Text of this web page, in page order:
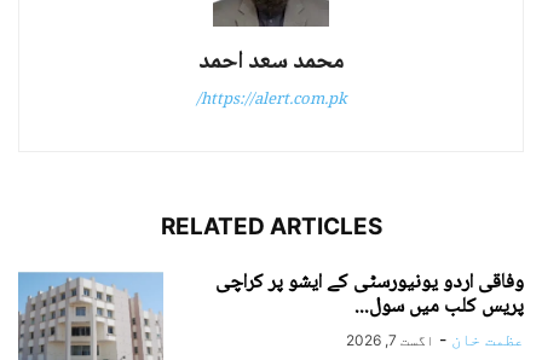
محمد سعد احمد
https://alert.com.pk/
RELATED ARTICLES
وفاقی اردو یونیورسٹی کے ایشو پر کراچی
پریس کلب میں سول...
عظمت خان - اگست 7, 2026